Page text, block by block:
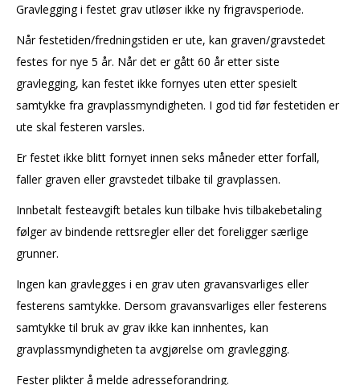
Gravlegging i festet grav utløser ikke ny frigravsperiode.
Når festetiden/fredningstiden er ute, kan graven/gravstedet
festes for nye 5 år. Når det er gått 60 år etter siste
gravlegging, kan festet ikke fornyes uten etter spesielt
samtykke fra gravplassmyndigheten. I god tid før festetiden er
ute skal festeren varsles.
Er festet ikke blitt fornyet innen seks måneder etter forfall,
faller graven eller gravstedet tilbake til gravplassen.
Innbetalt festeavgift betales kun tilbake hvis tilbakebetaling
følger av bindende rettsregler eller det foreligger særlige
grunner.
Ingen kan gravlegges i en grav uten gravansvarliges eller
festerens samtykke. Dersom gravansvarliges eller festerens
samtykke til bruk av grav ikke kan innhentes, kan
gravplassmyndigheten ta avgjørelse om gravlegging.
Fester plikter å melde adresseforandring.